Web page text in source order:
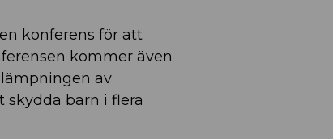
konferens för att
kommer även
av
barn i flera